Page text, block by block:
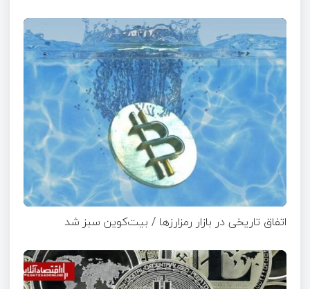
اتفاق تاریخی در بازار رمزارزها / بیت‌کوین سبز شد